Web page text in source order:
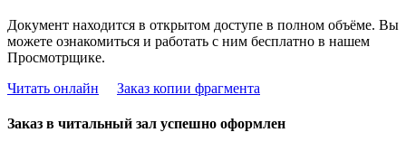
Документ находится в открытом доступе в полном объёме. Вы
можете ознакомиться и работать с ним бесплатно в нашем
Просмотрщике.
Читать онлайн
Заказ копии фрагмента
Заказ в читальный зал успешно оформлен